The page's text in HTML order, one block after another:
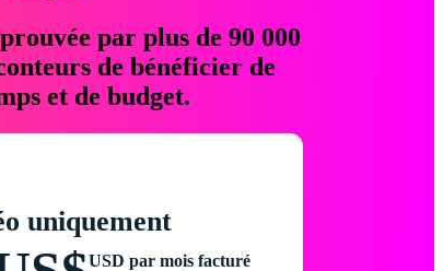
par plus de 90 000
de bénéficier de
et de budget.
uniquement
USD par mois facturé